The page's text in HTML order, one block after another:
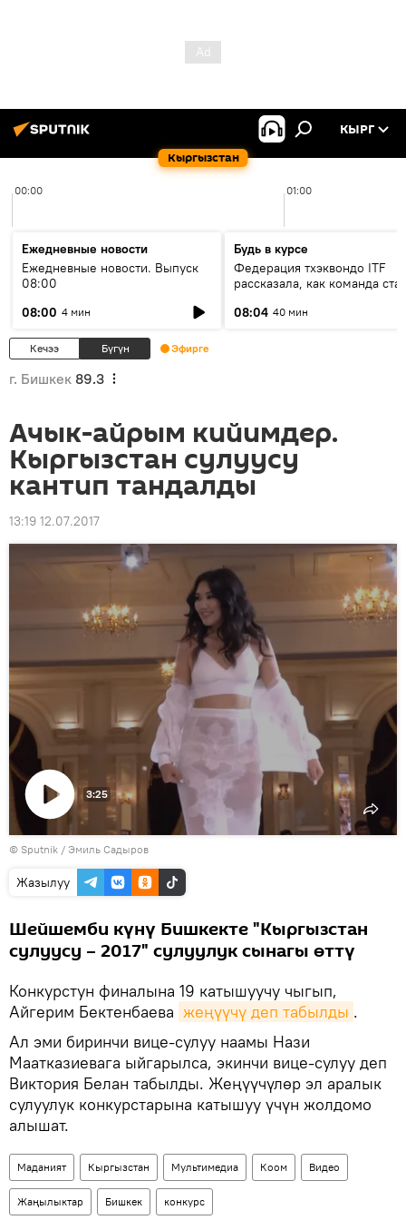
Кыргызстан
КЫРГ
00:00 01:00
Ежедневные новости
Ежедневные новости. Выпуск
08:00
08:00 4 мин
Будь в курсе
Федерация тхэквондо ITF
рассказала, как команда
08:04 40 мин
Кечээ Бүгүн Эфирге
г. Бишкек 89.3
Ачык-айрым кийимдер.
Кыргызстан сулуусу
кантип тандалды
13:19 12.07.2017
Видеону
көрсөтүү
3:25
© Sputnik / Эмиль Садыров
Жазылуу
Шейшемби күнү Бишкекте "Кыргызстан
сулуусу – 2017" сулуулук сынагы өттү
Конкурстун финалына 19 катышуучу чыгып,
Айгерим Бектенбаева жеңүүчү деп табылды .
Ал эми биринчи вице-сулуу наамы Нази
Маатказиевага ыйгарылса, экинчи вице-сулуу деп
Виктория Белан табылды. Жеңүүчүлөр эл аралык
сулуулук конкурстарына катышуу үчүн жолдомо
алышат.
Маданият Кыргызстан Мультимедиа Коом Видео
Жаңылыктар Бишкек конкурс